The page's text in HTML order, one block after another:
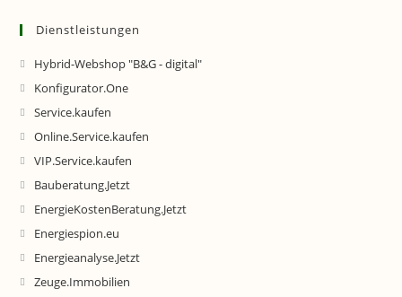
Dienstleistungen
Hybrid-Webshop "B&G - digital"
Konfigurator.One
Service.kaufen
Online.Service.kaufen
VIP.Service.kaufen
Bauberatung.Jetzt
EnergieKostenBeratung.Jetzt
Energiespion.eu
Energieanalyse.Jetzt
Zeuge.Immobilien